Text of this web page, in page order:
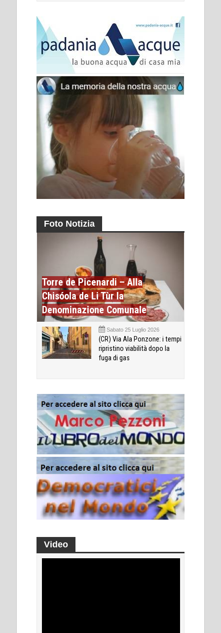
Foto Notizia
Torre de Picenardi – Alla
Chisóola de Li Tùr la
Denominazione Comunale
Sabato 25 Luglio 2026
(CR) Via Ala Ponzone: i tempi
ripristino viabilità dopo la
fuga di gas
Video